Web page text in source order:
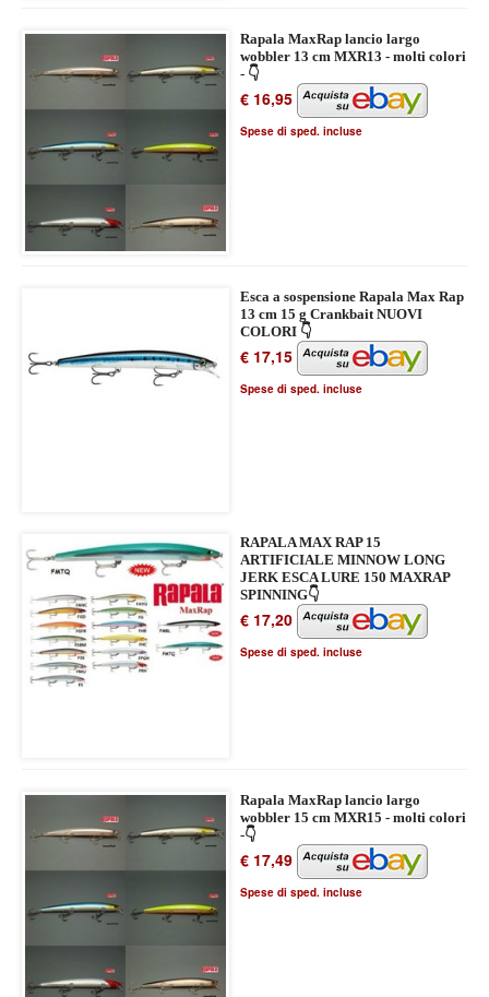
Rapala MaxRap lancio largo
wobbler 13 cm MXR13 - molti colori
- 👇
€ 16,95
Spese di sped. incluse
Esca a sospensione Rapala Max Rap
13 cm 15 g Crankbait NUOVI
COLORI 👇
€ 17,15
Spese di sped. incluse
RAPALA MAX RAP 15
ARTIFICIALE MINNOW LONG
JERK ESCA LURE 150 MAXRAP
SPINNING👇
€ 17,20
Spese di sped. incluse
Rapala MaxRap lancio largo
wobbler 15 cm MXR15 - molti colori
-👇
€ 17,49
Spese di sped. incluse